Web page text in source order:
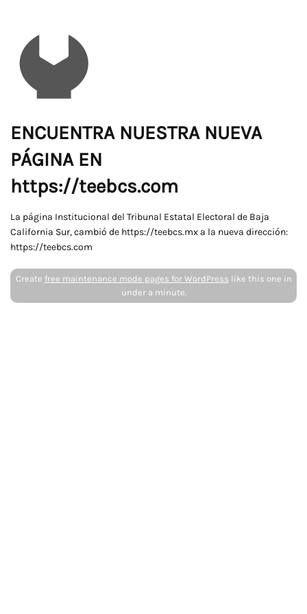
ENCUENTRA NUESTRA NUEVA
PÁGINA EN
https://teebcs.com
La página Institucional del Tribunal Estatal Electoral de Baja
California Sur, cambió de https://teebcs.mx a la nueva dirección:
https://teebcs.com
Create free maintenance mode pages for WordPress like this one in
under a minute.